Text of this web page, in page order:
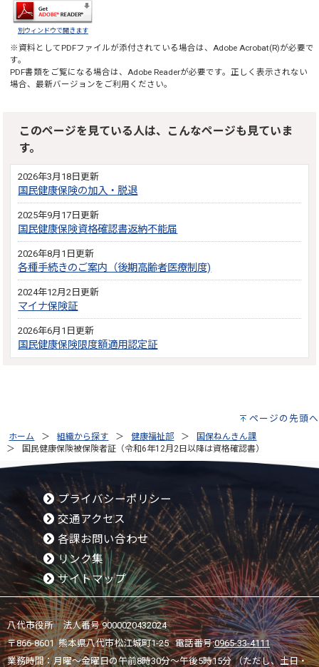
別ウィンドウで開きます
※資料としてPDFファイルが添付されている場合は、 Adobe Acrobat(R)が必要で
す。
PDF書類をご覧になる場合は、 Adobe Readerが必要です。正しく表示されない
場合、最新バージョンをご利用ください。
このページを見ている人は、こんなページも見ていま
す。
2026年3月18日更新
国民健康保険の加入・脱退
2025年9月17日更新
国民健康保険資格確認書返納不能届
2026年8月1日更新
各種手続きのご案内（後期高齢者医療制度)
2024年12月2日更新
マイナ保険証
2026年6月1日更新
国民健康保険限度額適用認定証
ページの先頭へ
ホーム 組織から探す 健康福祉部
国保ねんきん課
国民健康保険被保険者証（令和6年12月2日以降は資格確認書）
プライバシーポリシー
交通アクセス
各課お問い合わせ
リンク集
サイトマップ
八代市役所 法人番号 9000020432024
〒866-8601 熊本県八代市松江城町1-25 電話番号:0965-33-4111
業務時間：月曜～金曜日の午前8時30分～午後5時15分 （ただし、土日・